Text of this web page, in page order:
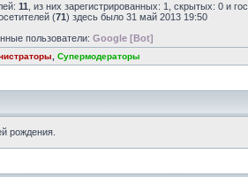
11 , из них зарегистрированных: 1, скрытых: 0 и
(71) здесь было 31 май 2013 19:50
пользователи: Google [Bot]
Супермодераторы
рождения.